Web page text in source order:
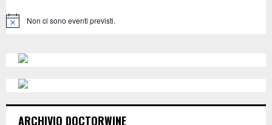
N
Non ci sono eventi previsti.
ARCHIVIO DOCTORWINE